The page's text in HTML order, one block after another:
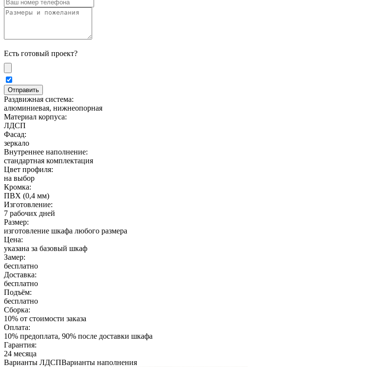
Есть готовый проект?
Раздвижная система:
алюминиевая, нижнеопорная
Материал корпуса:
ЛДСП
Фасад:
зеркало
Внутреннее наполнение:
стандартная комплектация
Цвет профиля:
на выбор
Кромка:
ПВХ (0,4 мм)
Изготовление:
7 рабочих дней
Размер:
изготовление шкафа любого размера
Цена:
указана за базовый шкаф
Замер:
бесплатно
Доставка:
бесплатно
Подъём:
бесплатно
Сборка:
10% от стоимости заказа
Оплата:
10% предоплата, 90% после доставки шкафа
Гарантия:
24 месяца
Варианты ЛДСПВарианты наполнения